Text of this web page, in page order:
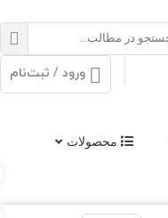
ورود / ثبت‌نام
محصولات